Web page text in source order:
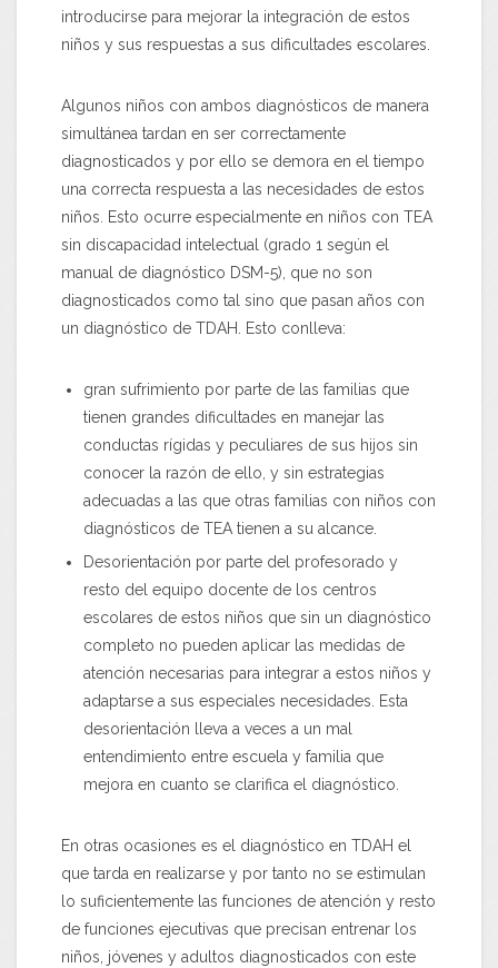
introducirse para mejorar la integración de estos
niños y sus respuestas a sus dificultades escolares.
Algunos niños con ambos diagnósticos de manera
simultánea tardan en ser correctamente
diagnosticados y por ello se demora en el tiempo
una correcta respuesta a las necesidades de estos
niños. Esto ocurre especialmente en niños con TEA
sin discapacidad intelectual (grado 1 según el
manual de diagnóstico DSM-5), que no son
diagnosticados como tal sino que pasan años con
un diagnóstico de TDAH. Esto conlleva:
gran sufrimiento por parte de las familias que
tienen grandes dificultades en manejar las
conductas rígidas y peculiares de sus hijos sin
conocer la razón de ello, y sin estrategias
adecuadas a las que otras familias con niños con
diagnósticos de TEA tienen a su alcance.
Desorientación por parte del profesorado y
resto del equipo docente de los centros
escolares de estos niños que sin un diagnóstico
completo no pueden aplicar las medidas de
atención necesarias para integrar a estos niños y
adaptarse a sus especiales necesidades. Esta
desorientación lleva a veces a un mal
entendimiento entre escuela y familia que
mejora en cuanto se clarifica el diagnóstico.
En otras ocasiones es el diagnóstico en TDAH el
que tarda en realizarse y por tanto no se estimulan
lo suficientemente las funciones de atención y resto
de funciones ejecutivas que precisan entrenar los
niños, jóvenes y adultos diagnosticados con este